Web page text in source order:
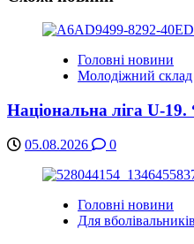
Головні новини
Молодіжний склад
Національна ліга U-
05.08.2026 0
Головні новини
Для вболівальників